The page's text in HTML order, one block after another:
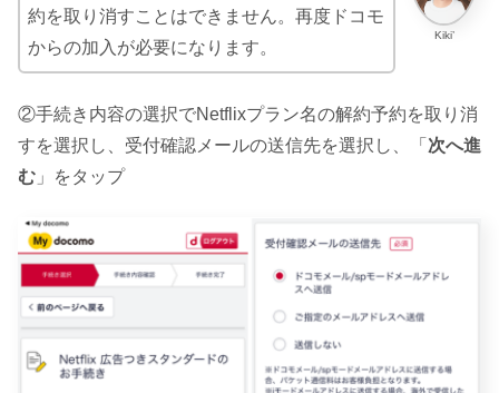
Kiki’
約を取り消すことはできません。再度ドコモ
からの加入が必要になります。
②手続き内容の選択でNetflixプラン名の解約予約を取り消
すを選択し、受付確認メールの送信先を選択し、「 次へ進
む 」をタップ